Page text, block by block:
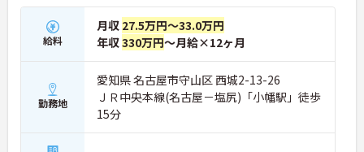
給料
月収 27.5万円～33.0万円
年収330万円～月給×12ヶ月
勤務地
愛知県 名古屋市守山区 西城2-13-26
ＪＲ中央本線(名古屋－塩尻)「小幡駅」徒歩
15分